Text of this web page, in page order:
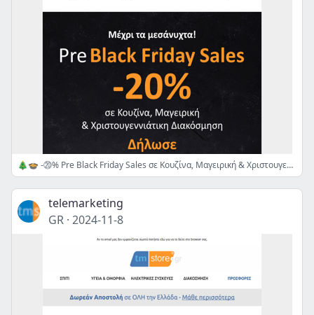
🎄🍲 -⑳% Pre Black Friday Sales σε Κουζίνα, Μαγειρική & Χριστουγεννιάτικη διακόσμηση μέχρι τα μεσάνυχτα! Θα προλάβεις;
telemarketing
GR · 2024-11-8